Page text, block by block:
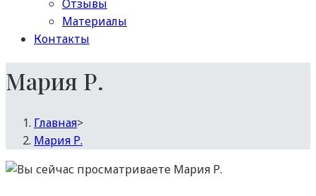
Отзывы
Материалы
Контакты
Мария Р.
Главная>
Мария Р.